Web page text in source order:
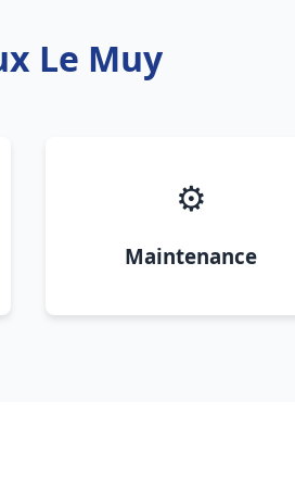
Le Muy
⚙️
Maintenance